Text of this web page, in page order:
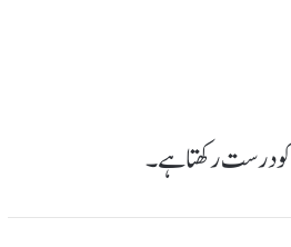
کو درست رکھتا ہے۔